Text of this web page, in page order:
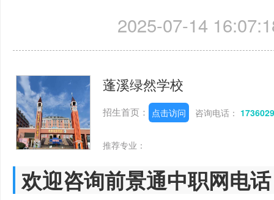
2025-07-14
蓬溪绿然学校
招生首页： 点击访问 咨询电话：
推荐专业：
欢迎咨询前景通中职网电